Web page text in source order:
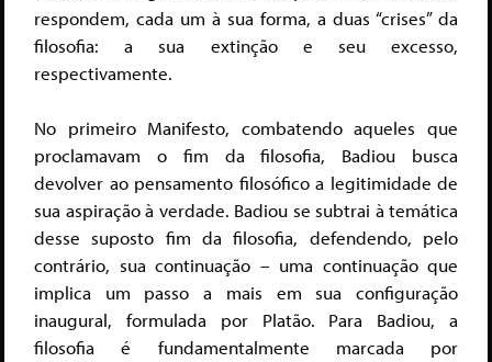
respondem, cada um à sua forma, a duas “crises” da
filosofia: a sua extinção e seu excesso,
respectivamente.
No primeiro Manifesto, combatendo aqueles que
proclamavam o fim da filosofia, Badiou busca
devolver ao pensamento filosófico a legitimidade de
sua aspiração à verdade. Badiou se subtrai à temática
desse suposto fim da filosofia, defendendo, pelo
contrário, sua continuação – uma continuação que
implica um passo a mais em sua configuração
inaugural, formulada por Platão. Para Badiou, a
filosofia é fundamentalmente marcada por